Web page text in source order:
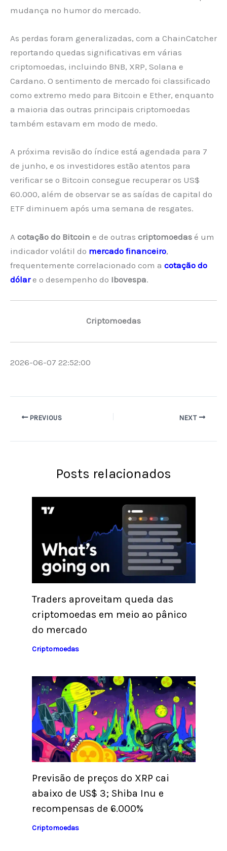
mudança no humor do mercado.
As perdas foram generalizadas, com a ChainCatcher
reportando quedas significativas em várias
criptomoedas, incluindo BNB, XRP, Solana e
Cardano. O sentimento de mercado foi classificado
como extremo medo para Bitcoin e Ether, enquanto
a maioria das outras principais criptomoedas
também estavam em modo de medo.
A próxima revisão do índice está agendada para 7
de junho, e os investidores estão atentos para
verificar se o Bitcoin consegue recuperar os US$
60.000, além de observar se as saídas de capital do
ETF diminuem após uma semana de resgates.
A cotação do Bitcoin e de outras criptomoedas é um
indicador volátil do mercado financeiro,
frequentemente correlacionado com a cotação do
dólare o desempenho do Ibovespa.
Criptomoedas
2026-06-07 22:52:00
PREVIOUS NEXT
Posts relacionados
Traders aproveitam queda das
criptomoedas em meio ao pânico
do mercado
Criptomoedas
Previsão de preços do XRP cai
abaixo de US$ 3; Shiba Inu e
recompensas de 6.000%
Criptomoedas